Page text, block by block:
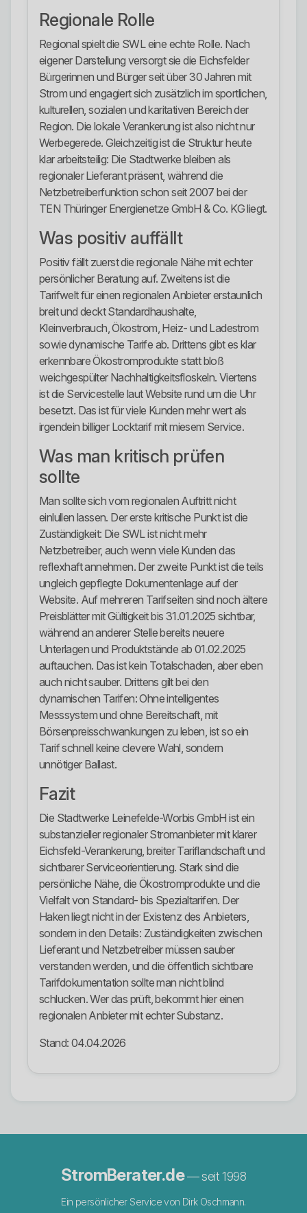
Regionale Rolle
Regional spielt die SWL eine echte Rolle. Nach
eigener Darstellung versorgt sie die Eichsfelder
Bürgerinnen und Bürger seit über 30 Jahren mit
Strom und engagiert sich zusätzlich im sportlichen,
kulturellen, sozialen und karitativen Bereich der
Region. Die lokale Verankerung ist also nicht nur
Werbegerede. Gleichzeitig ist die Struktur heute
klar arbeitsteilig: Die Stadtwerke bleiben als
regionaler Lieferant präsent, während die
Netzbetreiberfunktion schon seit 2007 bei der
TEN Thüringer Energienetze GmbH & Co. KG liegt.
Was positiv auffällt
Positiv fällt zuerst die regionale Nähe mit echter
persönlicher Beratung auf. Zweitens ist die
Tarifwelt für einen regionalen Anbieter erstaunlich
breit und deckt Standardhaushalte,
Kleinverbrauch, Ökostrom, Heiz- und Ladestrom
sowie dynamische Tarife ab. Drittens gibt es klar
erkennbare Ökostromprodukte statt bloß
weichgespülter Nachhaltigkeitsfloskeln. Viertens
ist die Servicestelle laut Website rund um die Uhr
besetzt. Das ist für viele Kunden mehr wert als
irgendein billiger Locktarif mit miesem Service.
Was man kritisch prüfen
sollte
Man sollte sich vom regionalen Auftritt nicht
einlullen lassen. Der erste kritische Punkt ist die
Zuständigkeit: Die SWL ist nicht mehr
Netzbetreiber, auch wenn viele Kunden das
reflexhaft annehmen. Der zweite Punkt ist die teils
ungleich gepflegte Dokumentenlage auf der
Website. Auf mehreren Tarifseiten sind noch ältere
Preisblätter mit Gültigkeit bis 31.01.2025 sichtbar,
während an anderer Stelle bereits neuere
Unterlagen und Produktstände ab 01.02.2025
auftauchen. Das ist kein Totalschaden, aber eben
auch nicht sauber. Drittens gilt bei den
dynamischen Tarifen: Ohne intelligentes
Messsystem und ohne Bereitschaft, mit
Börsenpreisschwankungen zu leben, ist so ein
Tarif schnell keine clevere Wahl, sondern
unnötiger Ballast.
Fazit
Die Stadtwerke Leinefelde-Worbis GmbH ist ein
substanzieller regionaler Stromanbieter mit klarer
Eichsfeld-Verankerung, breiter Tariflandschaft und
sichtbarer Serviceorientierung. Stark sind die
persönliche Nähe, die Ökostromprodukte und die
Vielfalt von Standard- bis Spezialtarifen. Der
Haken liegt nicht in der Existenz des Anbieters,
sondern in den Details: Zuständigkeiten zwischen
Lieferant und Netzbetreiber müssen sauber
verstanden werden, und die öffentlich sichtbare
Tarifdokumentation sollte man nicht blind
schlucken. Wer das prüft, bekommt hier einen
regionalen Anbieter mit echter Substanz.
Stand: 04.04.2026
StromBerater.de— seit 1998
Ein persönlicher Service von Dirk Oschmann.